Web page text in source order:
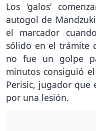
Los ‘galos’
autogol de
el marcador
sólido en el trámite
no fue un golpe
minutos consiguió
Perisic, jugador que
por una lesión.